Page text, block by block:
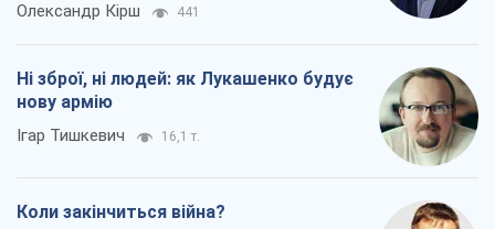
Олександр Кірш 441
Ні зброї, ні людей: як Лукашенко будує
нову армію
Ігар Тишкевич 16,1 т.
Коли закінчиться війна?